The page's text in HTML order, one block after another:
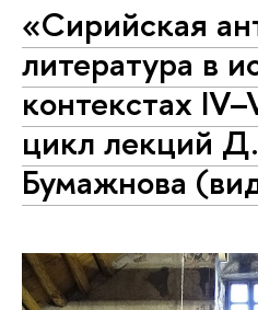
«Сирийская
литература в
контекстах
цикл лекций
Бумажнова